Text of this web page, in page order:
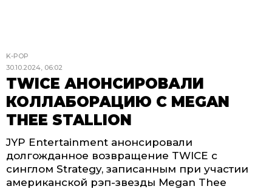
K-POP
30.10.2024, 06:02
TWICE АНОНСИРОВАЛИ
КОЛЛАБОРАЦИЮ С MEGAN
THEE STALLION
JYP Entertainment анонсировали
долгожданное возвращение TWICE с
синглом Strategy, записанным при участии
американской рэп-звезды Megan Thee